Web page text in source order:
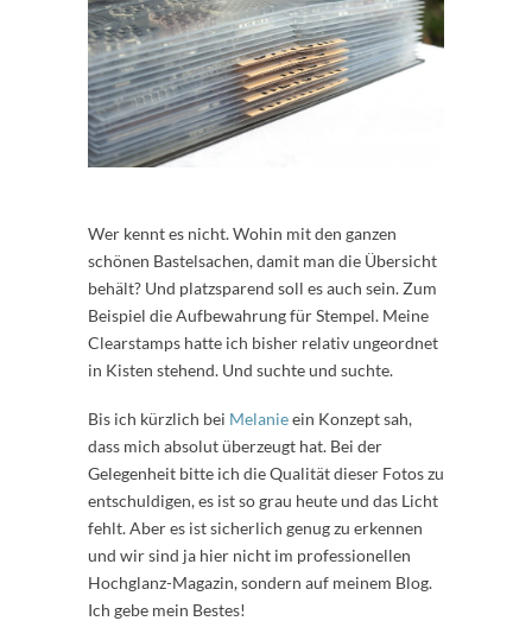
Wer kennt es nicht. Wohin mit den ganzen
schönen Bastelsachen, damit man die Übersicht
behält? Und platzsparend soll es auch sein. Zum
Beispiel die Aufbewahrung für Stempel. Meine
Clearstamps hatte ich bisher relativ ungeordnet
in Kisten stehend. Und suchte und suchte.
Bis ich kürzlich bei Melanieein Konzept sah,
dass mich absolut überzeugt hat. Bei der
Gelegenheit bitte ich die Qualität dieser Fotos zu
entschuldigen, es ist so grau heute und das Licht
fehlt. Aber es ist sicherlich genug zu erkennen
und wir sind ja hier nicht im professionellen
Hochglanz-Magazin, sondern auf meinem Blog.
Ich gebe mein Bestes!